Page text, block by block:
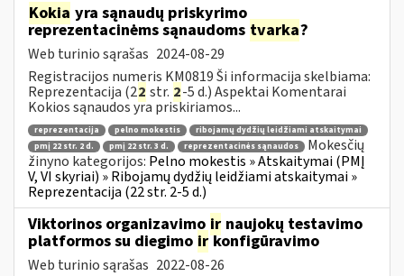
Kokia yra sąnaudų priskyrimo
reprezentacinėms sąnaudoms tvarka?
Web turinio sąrašas 2024-08-29
Registracijos numeris KM0819 Ši informacija skelbiama:
Reprezentacija (22 str. 2-5 d.) Aspektai Komentarai
Kokios sąnaudos yra priskiriamos...
reprezentacija pelno mokestis
ribojamų dydžių leidžiami atskaitymai
pmį 22 str. 2 d.
pmį 22 str. 3 d. reprezentacinės sąnaudos
Mokesčių
žinyno kategorijos: Pelno mokestis » Atskaitymai (PMĮ
V, VI skyriai) » Ribojamų dydžių leidžiami atskaitymai »
Reprezentacija (22 str. 2-5 d.)
Viktorinos organizavimo ir naujokų testavimo
platformos su diegimo irkonfigūravimo
Web turinio sąrašas 2022-08-26